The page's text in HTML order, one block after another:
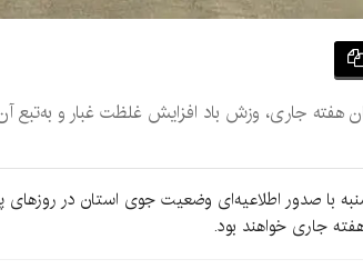
هفته جاری، وزش باد افزایش غلظت غبار و
با صدور اطلاعیه‌ای وضعیت جوی استان در
جاری خواهند بود.